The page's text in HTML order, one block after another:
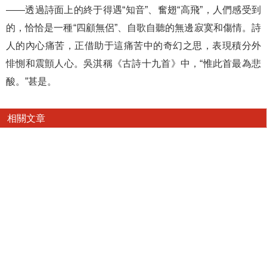
——透過詩面上的終于得遇“知音”、奮翅“高飛”，人們感受到
的，恰恰是一種“四顧無侶”、自歌自聽的無邊寂寞和傷情。詩
人的內心痛苦，正借助于這痛苦中的奇幻之思，表現積分外
悱惻和震顫人心。吳淇稱《古詩十九首》中，“惟此首最為悲
酸。”甚是。
相關文章